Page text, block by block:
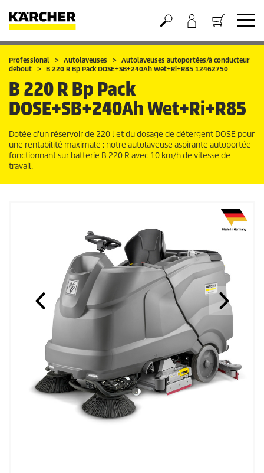
Panier
Professional Autolaveuses
Autolaveuses autoportées/à conducteur
debout
B 220 R Bp Pack DOSE+SB+240Ah Wet+Ri+R85 12462750
B 220 R Bp Pack
DOSE+SB+240Ah Wet+Ri+R85
Dotée d'un réservoir de 220 l et du dosage de détergent DOSE pour
une rentabilité maximale : notre autolaveuse aspirante autoportée
fonctionnant sur batterie B 220 R avec 10 km/h de vitesse de
travail.